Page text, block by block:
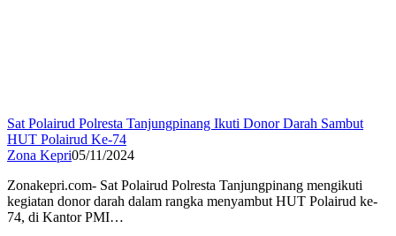
Sat Polairud Polresta Tanjungpinang Ikuti Donor Darah Sambut
HUT Polairud Ke-74
Zona Kepri05/11/2024
Zonakepri.com- Sat Polairud Polresta Tanjungpinang mengikuti
kegiatan donor darah dalam rangka menyambut HUT Polairud ke-
74, di Kantor PMI…